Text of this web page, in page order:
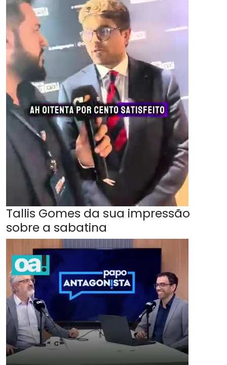
Tallis Gomes da sua impressão
sobre a sabatina